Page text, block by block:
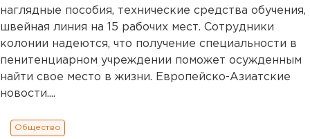
наглядные пособия, технические средства обучения,
швейная линия на 15 рабочих мест. Сотрудники
колонии надеются, что получение специальности в
пенитенциарном учреждении поможет осужденным
найти свое место в жизни. Европейско-Азиатские
новости....
Общество